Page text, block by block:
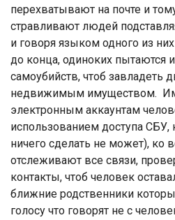
перехватывают на почте и
стравливают людей
и говоря языком одного из
до конца, одиноких пытаются
самоубийств, чтоб
недвижимым имуществом.
электронным аккаунтам
использованием доступа СБУ,
ничего сделать не может), ко
отслеживают все связи,
контакты, чтоб человек
ближние родственники
голосу что говорят не с